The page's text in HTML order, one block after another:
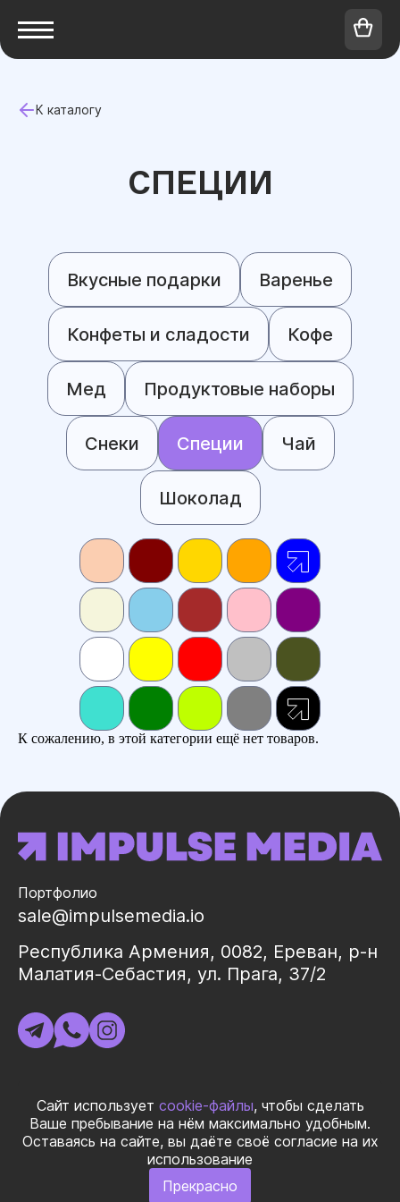
К каталогу
СПЕЦИИ
Вкусные подарки Варенье
Конфеты и сладости Кофе
Мед Продуктовые наборы
Снеки Специи Чай
Шоколад
К сожалению, в этой категории ещё нет товаров.
Портфолио
sale@impulsemedia.io
Республика Армения, 0082, Ереван, р-н
Малатия-Себастия, ул. Прага, 37/2
© 2026 ООО «ИМПУЛЬС МЕДИА ГЛОБАЛ» Все права
Правила использования материалов
Сайт использует cookie-файлы, чтобы сделать
Ваше пребывание на нём максимально удобным.
Оставаясь на сайте, вы даёте своё согласие на их
использование
Прекрасно